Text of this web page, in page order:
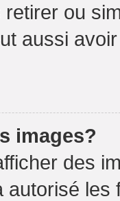
ou
aussi
images?
des
autorisé